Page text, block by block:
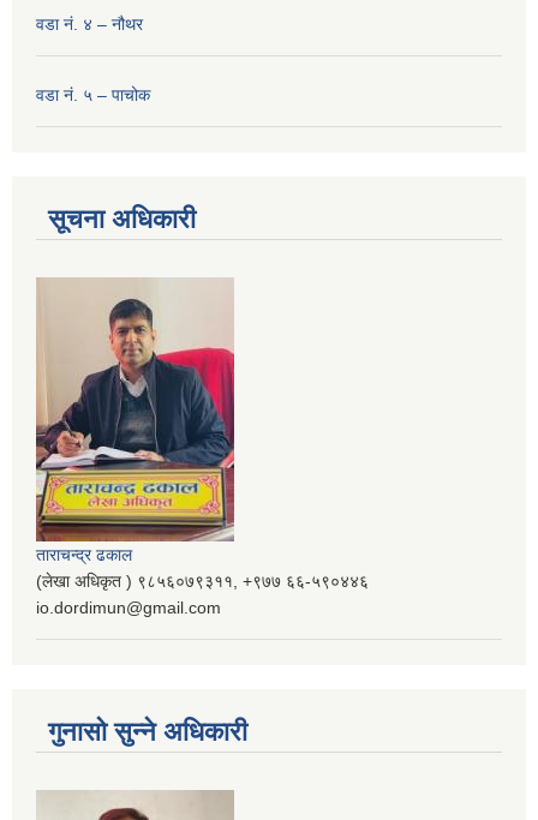
वडा नं. ४ – नौथर
वडा नं. ५ – पाचोक
सूचना अधिकारी
ताराचन्द्र ढकाल
(लेखा अधिकृत ) ९८५६०७९३११, ‌‍‍+९७७ ६६-५९०४४६
io.dordimun@gmail.com
गुनासो सुन्ने अधिकारी